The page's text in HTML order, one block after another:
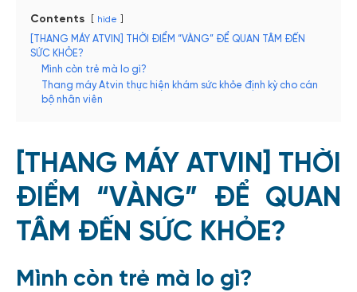
Contents hide
[THANG MÁY ATVIN] THỜI ĐIỂM “VÀNG” ĐỂ QUAN TÂM ĐẾN
SỨC KHỎE?
Mình còn trẻ mà lo gì?
Thang máy Atvin thực hiện khám sức khỏe định kỳ cho cán
bộ nhân viên
[THANG MÁY ATVIN] THỜI
ĐIỂM “VÀNG” ĐỂ QUAN
TÂM ĐẾN SỨC KHỎE?
Mình còn trẻ mà lo gì?